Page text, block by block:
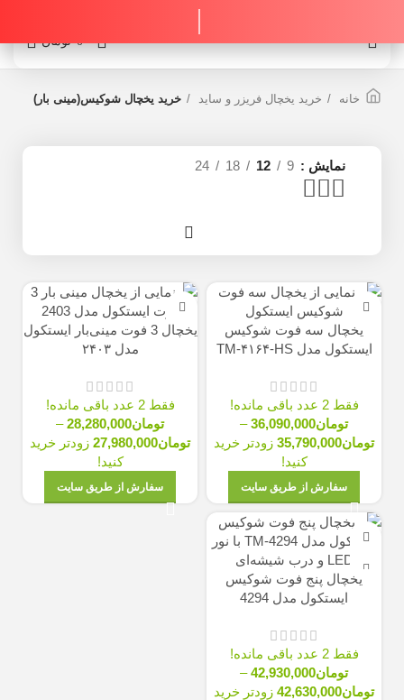
تومان 0
خانه خرید یخچال فریزر و ساید خرید یخچال شوکیس(مینی بار)
نمایش 9
12
18
24
یخچال سه فوت شوکیس
ایستکول مدل TM-۴۱۶۴-HS
فقط 2 عدد باقی مانده!
تومان36,090,000
–
تومان35,790,000 زودتر خرید
کنید!
سفارش از طریق سایت
یخچال 3 فوت مینی‌بار ایستکول
مدل ۲۴۰۳
فقط 2 عدد باقی مانده!
تومان28,280,000
–
تومان27,980,000 زودتر خرید
کنید!
سفارش از طریق سایت
یخچال پنج فوت شوکیس
ایستکول مدل 4294
فقط 2 عدد باقی مانده!
تومان42,930,000
–
تومان42,630,000 زودتر خرید